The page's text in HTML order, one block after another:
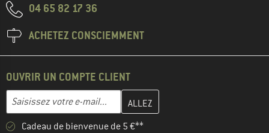
04 65 82 17 36
ACHETEZ CONSCIEMMENT
OUVRIR UN COMPTE CLIENT
Adresse e-mail
Entrez votre adresse e-mail ici et créez votre compte client à la
Cadeau de bienvenue de 5 €**